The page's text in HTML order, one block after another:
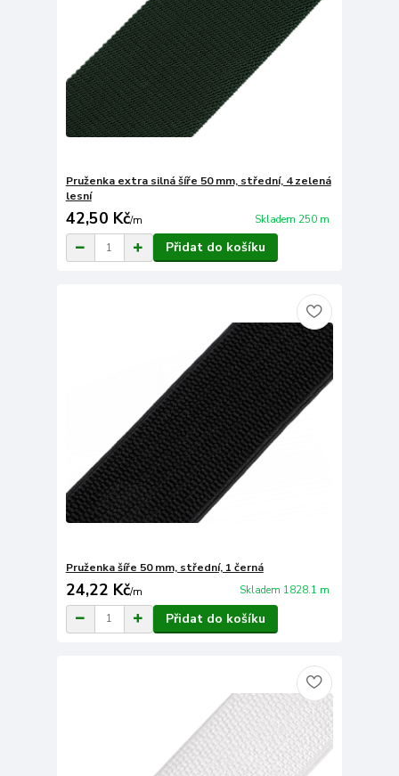
Pruženka extra silná šíře 50 mm, střední, 4 zelená
lesní
42,50 Kč/m Skladem 250 m
Přidat do košíku
Pruženka šíře 50 mm, střední, 1 černá
24,22 Kč/m Skladem 1828.1 m
Přidat do košíku